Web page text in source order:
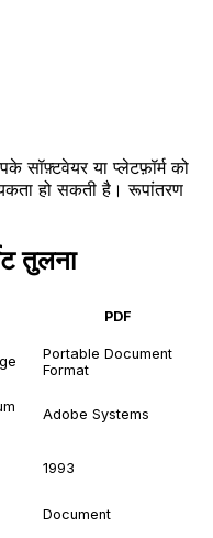
या प्लेटफ़ॉर्म को
हो सकती है। रूपांतरण
तुलना
PDF
Portable Document
Format
Adobe Systems
1993
Document